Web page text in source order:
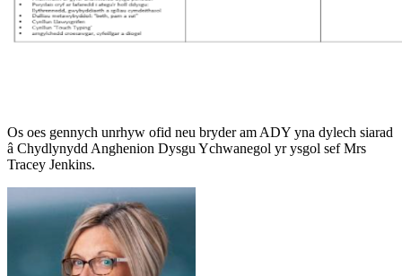
Os oes gennych unrhyw ofid neu bryder am ADY yna dylech siarad
â Chydlynydd Anghenion Dysgu Ychwanegol yr ysgol sef Mrs
Tracey Jenkins.